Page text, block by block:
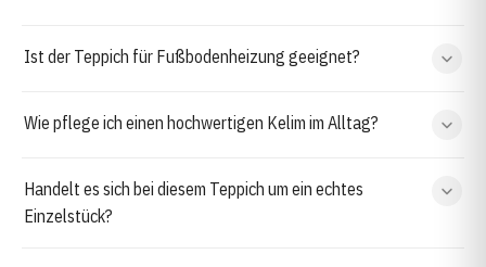
Ist der Teppich für Fußbodenheizung geeignet?
Wie pflege ich einen hochwertigen Kelim im Alltag?
Handelt es sich bei diesem Teppich um ein echtes
Einzelstück?